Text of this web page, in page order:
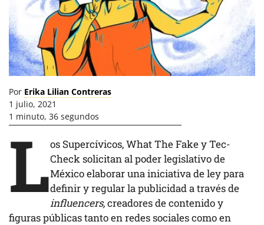
Por Erika Lilian Contreras
1 julio, 2021
1 minuto, 36 segundos
Los Supercívicos, What The Fake y Tec-
Check solicitan al poder legislativo de
México elaborar una iniciativa de ley para
definir y regular la publicidad a través de
influencers,creadores de contenido y
figuras públicas tanto en redes sociales como en